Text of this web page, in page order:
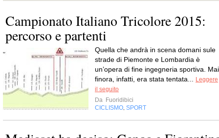
Campionato Italiano Tricolore 2015:
percorso e partenti
Quella che andrà in scena domani sule
strade di Piemonte e Lombardia è
un’opera di fine ingegneria sportiva. Mai
finora, infatti, era stata tentata...
Leggere
il seguito
Da Fuoridibici
CICLISMO SPORT